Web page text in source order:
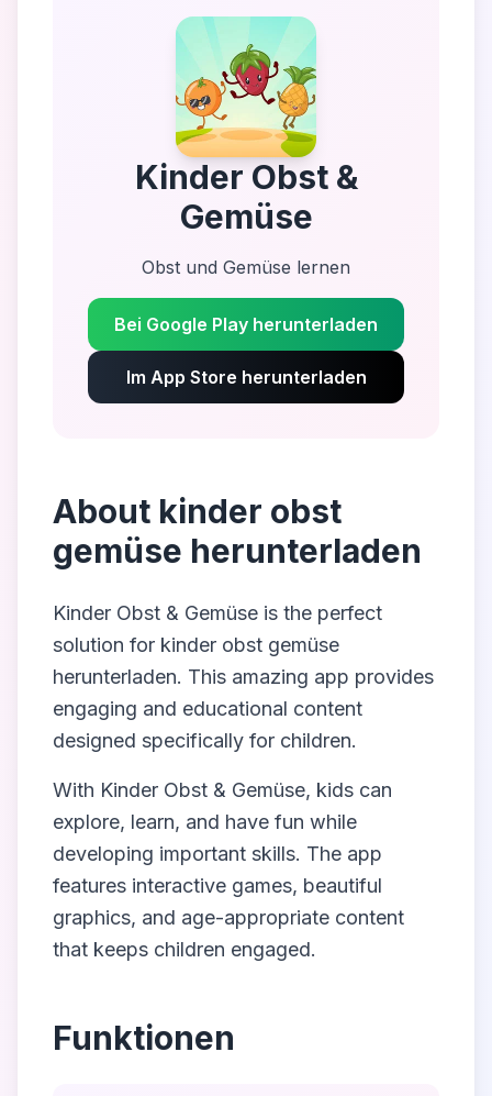
Kinder Obst &
Gemüse
Obst und Gemüse lernen
Bei Google Play herunterladen
Im App Store herunterladen
About kinder obst
gemüse herunterladen
Kinder Obst & Gemüse is the perfect
solution for kinder obst gemüse
herunterladen. This amazing app provides
engaging and educational content
designed specifically for children.
With Kinder Obst & Gemüse, kids can
explore, learn, and have fun while
developing important skills. The app
features interactive games, beautiful
graphics, and age-appropriate content
that keeps children engaged.
Funktionen